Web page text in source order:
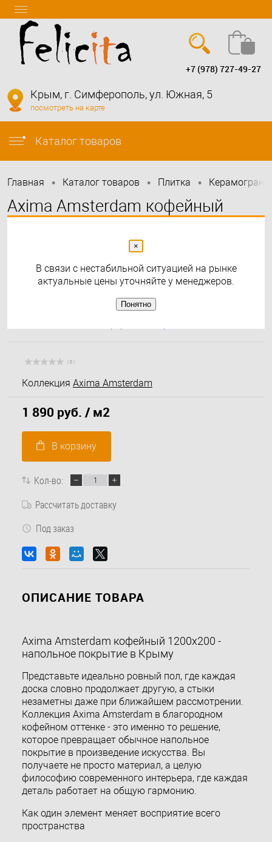
info@felicita-crimea.ru
+7 (978) 727-49-27
Крым, г. Симферополь, ул. Южная, 5
посмотреть на карте
Каталог товаров
Главная • Каталог товаров • Плитка •
Axima Amsterdam кофейный
( 0 )
Коллекция Axima Amsterdam
1 890 руб. / м2
В корзину
Кол-во:
Рассчитать доставку
Под заказ
ОПИСАНИЕ ТОВАРА
Axima Amsterdam кофейный 1200х200 -
напольное покрытие в Крыму
Представьте идеально ровный пол, где каждая
доска словно продолжает другую, а стыки
незаметны даже при ближайшем рассмотрении.
Коллекция Axima Amsterdam в благородном
кофейном оттенке - это именно то решение,
которое превращает обычное напольное
покрытие в произведение искусства. Вы
получаете не просто материал, а целую
философию современного интерьера, где каждая
деталь работает на общую гармонию.
Как один элемент меняет восприятие всего
пространства
×
В связи с нестабильной ситуацией на рынке
актуальные цены уточняйте у менеджеров.
Понятно